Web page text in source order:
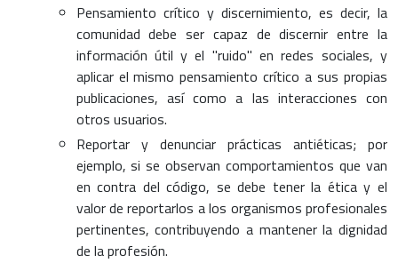
Pensamiento crítico y discernimiento, es decir, la
comunidad debe ser capaz de discernir entre la
información útil y el "ruido" en redes sociales, y
aplicar el mismo pensamiento crítico a sus propias
publicaciones, así como a las interacciones con
otros usuarios.
Reportar y denunciar prácticas antiéticas; por
ejemplo, si se observan comportamientos que van
en contra del código, se debe tener la ética y el
valor de reportarlos a los organismos profesionales
pertinentes, contribuyendo a mantener la dignidad
de la profesión.